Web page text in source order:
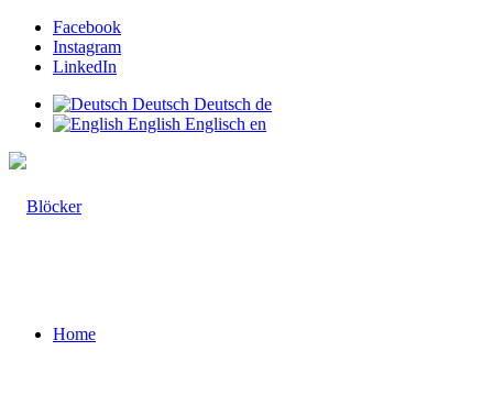
Facebook
Instagram
LinkedIn
Deutsch Deutsch de
English Englisch en
Home